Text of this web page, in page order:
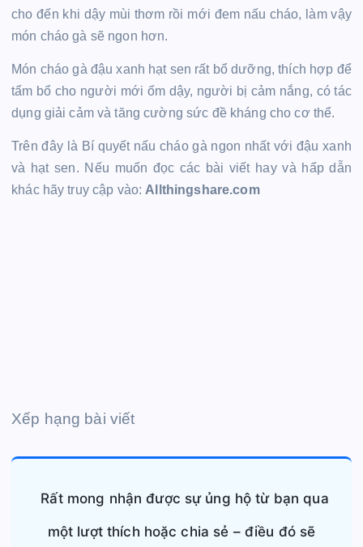
cho đến khi dậy mùi thơm rồi mới đem nấu cháo, làm vậy
món cháo gà sẽ ngon hơn.
Món cháo gà đậu xanh hạt sen rất bổ dưỡng, thích hợp để
tẩm bổ cho người mới ốm dậy, người bị cảm nắng, có tác
dụng giải cảm và tăng cường sức đề kháng cho cơ thể.
Trên đây là Bí quyết nấu cháo gà ngon nhất với đậu xanh
và hạt sen. Nếu muốn đọc các bài viết hay và hấp dẫn
khác hãy truy cập vào: Allthingshare.com
Xếp hạng bài viết
Rất mong nhận được sự ủng hộ từ bạn qua
một lượt thích hoặc chia sẻ – điều đó sẽ